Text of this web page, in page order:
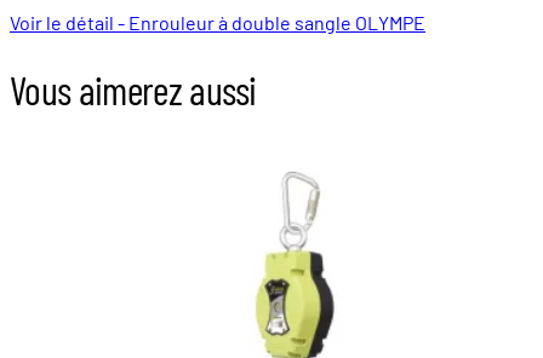
Voir le détail - Enrouleur à double sangle OLYMPE
Vous aimerez aussi